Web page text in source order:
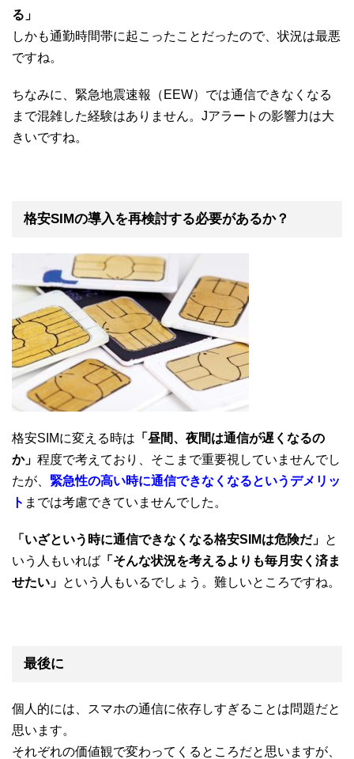
る」
しかも通勤時間帯に起こったことだったので、状況は最悪
ですね。
ちなみに、緊急地震速報（EEW）では通信できなくなる
まで混雑した経験はありません。Jアラートの影響力は大
きいですね。
格安SIMの導入を再検討する必要があるか？
格安SIMに変える時は 「昼間、夜間は通信が遅くなるの
か」 程度で考えており、そこまで重要視していませんでし
たが、 緊急性の高い時に通信できなくなるというデメリッ
ト までは考慮できていませんでした。
「いざという時に通信できなくなる格安SIMは危険だ」 と
いう人もいれば 「そんな状況を考えるよりも毎月安く済ま
せたい」 という人もいるでしょう。難しいところですね。
最後に
個人的には、スマホの通信に依存しすぎることは問題だと
思います。
それぞれの価値観で変わってくるところだと思いますが、